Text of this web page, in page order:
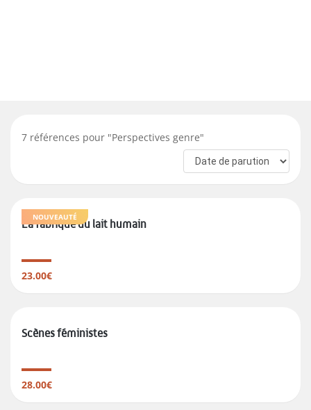
7 références pour "Perspectives genre"
NOUVEAUTÉ
La fabrique du lait humain
23.00€
Scènes féministes
28.00€